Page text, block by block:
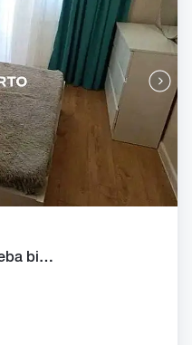
Varketilis metrostan qiravdeba bina dgiurad da satobrivad bina aris